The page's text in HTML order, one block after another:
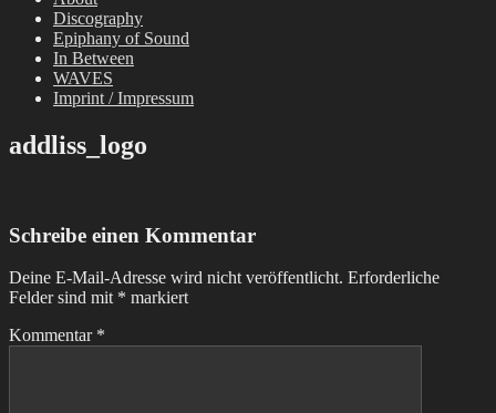
Discography
Epiphany of Sound
In Between
WAVES
Imprint / Impressum
addliss_logo
Schreibe einen Kommentar
Deine E-Mail-Adresse wird nicht veröffentlicht. Erforderliche
Felder sind mit * markiert
Kommentar *